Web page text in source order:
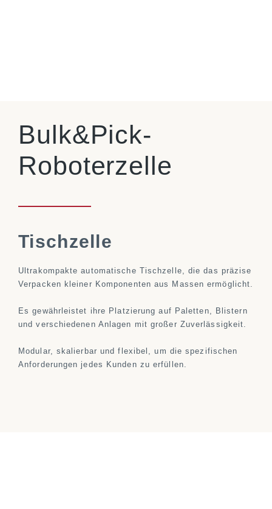
Bulk&Pick-
Roboterzelle
Tischzelle
Ultrakompakte automatische Tischzelle, die das präzise
Verpacken kleiner Komponenten aus Massen ermöglicht.
Es gewährleistet ihre Platzierung auf Paletten, Blistern
und verschiedenen Anlagen mit großer Zuverlässigkeit.
Modular, skalierbar und flexibel, um die spezifischen
Anforderungen jedes Kunden zu erfüllen.